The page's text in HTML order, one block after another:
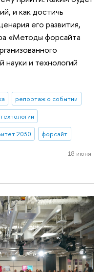
и как достичь
его развития,
«Методы форсайта
и технологий
репортаж о событии
2030 форсайт
18 июня